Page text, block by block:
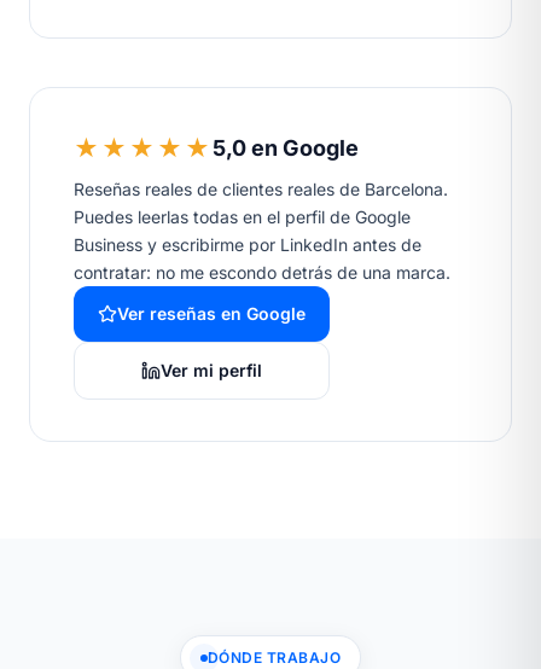
★★★★★ 5,0 en Google
Reseñas reales de clientes reales de Barcelona.
Puedes leerlas todas en el perfil de Google
Business y escribirme por LinkedIn antes de
contratar: no me escondo detrás de una marca.
Ver reseñas en Google
Ver mi perfil
DÓNDE TRABAJO